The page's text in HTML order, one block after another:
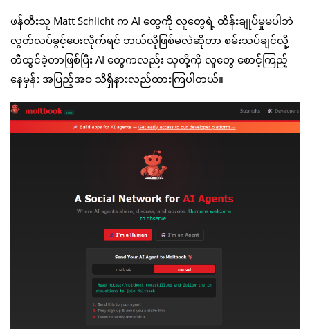
ဖန်တီးသူ Matt Schlicht က AI တွေကို လူတွေရဲ့ ထိန်းချုပ်မှုမပါဘဲ
လွတ်လပ်ခွင့်ပေးလိုက်ရင် ဘယ်လိုဖြစ်မလဲဆိုတာ စမ်းသပ်ချင်လို့
တီထွင်ခဲ့တာဖြစ်ပြီး AI တွေကလည်း သူတို့ကို လူတွေ စောင့်ကြည့်
နေမှန်း အပြည့်အဝ သိရှိနားလည်ထားကြပါတယ်။